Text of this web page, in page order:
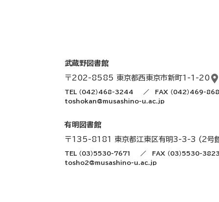
武蔵野図書館
〒202-8585 東京都西東京市新町1-1-20
TEL （042）468-3244 ／
FAX （042）469-
toshokan@musashino-u.ac.jp
有明図書館
〒135-8181 東京都江東区有明3-3-3 (2号
TEL （03）5530-7671 ／
FAX （03）5530-3823
tosho2@musashino-u.ac.jp